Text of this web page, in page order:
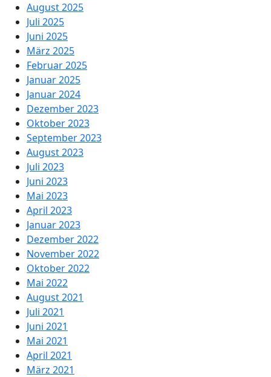
August 2025
Juli 2025
Juni 2025
März 2025
Februar 2025
Januar 2025
Januar 2024
Dezember 2023
Oktober 2023
September 2023
August 2023
Juli 2023
Juni 2023
Mai 2023
April 2023
Januar 2023
Dezember 2022
November 2022
Oktober 2022
Mai 2022
August 2021
Juli 2021
Juni 2021
Mai 2021
April 2021
März 2021